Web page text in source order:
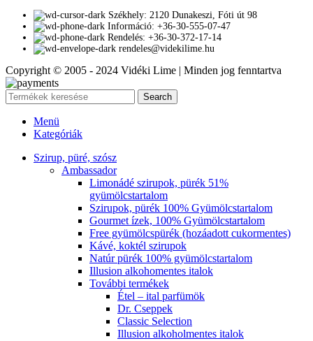
Székhely: 2120 Dunakeszi, Fóti út 98
Információ: +36-30-555-07-47
Rendelés: +36-30-372-17-14
rendeles@videkilime.hu
Copyright © 2005 - 2024 Vidéki Lime | Minden jog fenntartva
Search
Menü
Kategóriák
Szirup, püré, szósz
Ambassador
Limonádé szirupok, pürék 51%
gyümölcstartalom
Szirupok, pürék 100% Gyümölcstartalom
Gourmet ízek, 100% Gyümölcstartalom
Free gyümölcspürék (hozáadott cukormentes)
Kávé, koktél szirupok
Natúr pürék 100% gyümölcstartalom
Illusion alkohomentes italok
További termékek
Étel – ital parfümök
Dr. Cseppek
Classic Selection
Illusion alkoholmentes italok